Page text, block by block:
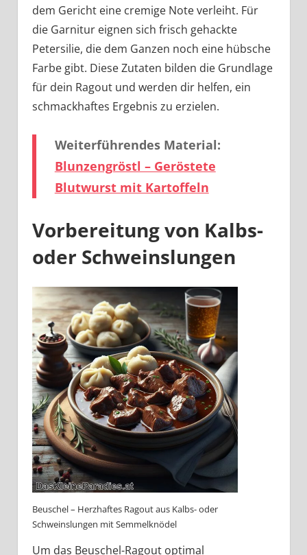
dem Gericht eine cremige Note verleiht. Für
die Garnitur eignen sich frisch gehackte
Petersilie, die dem Ganzen noch eine hübsche
Farbe gibt. Diese Zutaten bilden die Grundlage
für dein Ragout und werden dir helfen, ein
schmackhaftes Ergebnis zu erzielen.
Weiterführendes Material:
Blunzengröstl – Geröstete
Blutwurst mit Kartoffeln
Vorbereitung von Kalbs-
oder Schweinslungen
Beuschel – Herzhaftes Ragout aus Kalbs- oder
Schweinslungen mit Semmelknödel
Um das Beuschel-Ragout optimal